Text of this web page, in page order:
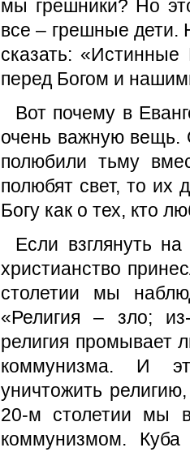
мы грешники? Но
все – грешные дети.
сказать:
перед Богом и
Вот почему в
очень важную вещь.
полюбили тьму
полюбят свет, то их
Богу как о тех, кто
Если взглянуть
христианство
столетии мы
«Религия – зло;
религия промывает
коммунизма. И
уничтожить
20-м столетии мы
коммунизмом.